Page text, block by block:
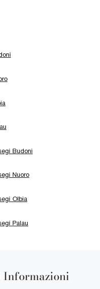
Budoni
Nuoro
Olbia
Palau